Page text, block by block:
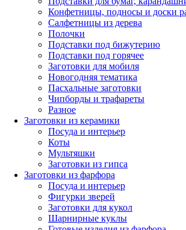
Конфетницы, подносы и доски
Салфетницы из дерева
Полочки
Подставки под бижутерию
Подставки под горячее
Заготовки для мобиля
Новогодняя тематика
Пасхальные заготовки
Чипборды и трафареты
Разное
Заготовки из керамики
Посуда и интерьер
Коты
Мультяшки
Заготовки из гипса
Заготовки из фарфора
Посуда и интерьер
Фигурки зверей
Заготовки для кукол
Шарнирные куклы